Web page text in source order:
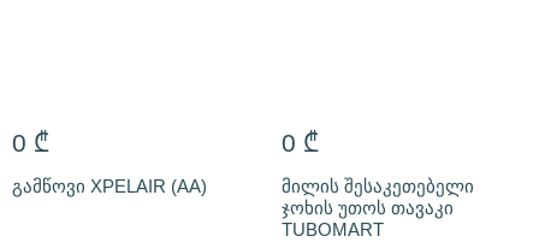
0 ₾
გამწოვი XPELAIR (AA)
0 ₾
მილის შესაკეთებელი
ჯოხის უთოს თავაკი
TUBOMART